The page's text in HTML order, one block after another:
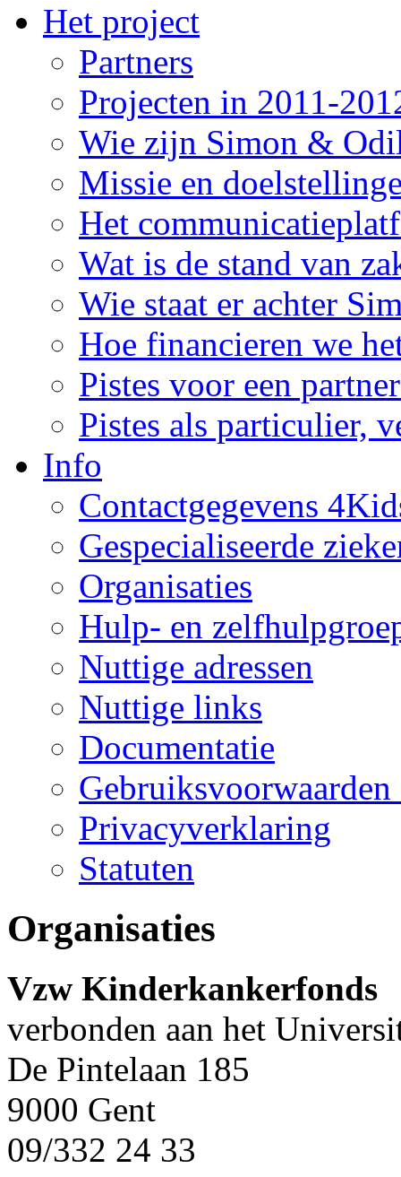
Het project
Partners
Projecten in 2011-
Wie zijn Simon &
Missie en
Het
Wat is de stand van
Wie staat er achter
Hoe financieren we
Pistes voor een
Pistes als particulier,
Info
Contactgegevens
Gespecialiseerde
Organisaties
Hulp- en
Nuttige adressen
Nuttige links
Documentatie
Privacyverklaring
Statuten
Organisaties
Vzw Kinderkankerfonds
verbonden aan het
De Pintelaan 185
9000 Gent
09/332 24 33